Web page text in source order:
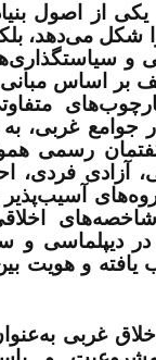
یکی از اصول
شکل می‌دهد،
و
بر اساس
جوامع غربی،
گفتمان رسمی
آزادی فردی،
آسیب‌پذیر
در دیپلماسی
یافته و هویت
غربی